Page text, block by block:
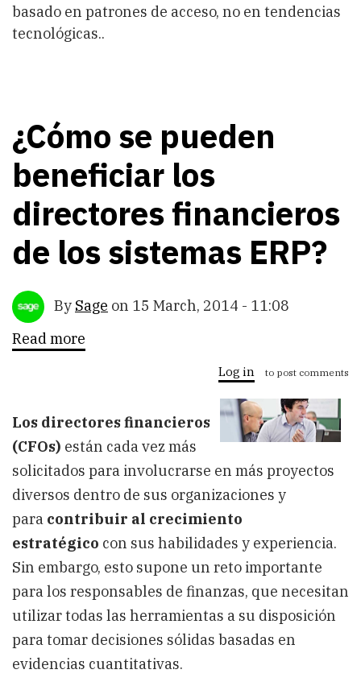
basado en patrones de acceso, no en tendencias
tecnológicas..
¿Cómo se pueden
beneficiar los
directores financieros
de los sistemas ERP?
By Sage on 15 March, 2014 - 11:08
Read more
directores
financieros
de
los
sistemas
ERP?
Log in to post comments
Los directores financieros
(CFOs) están cada vez más
solicitados para involucrarse en más proyectos
diversos dentro de sus organizaciones y
para contribuir al crecimiento
estratégico con sus habilidades y experiencia.
Sin embargo, esto supone un reto importante
para los responsables de finanzas, que necesitan
utilizar todas las herramientas a su disposición
para tomar decisiones sólidas basadas en
evidencias cuantitativas.